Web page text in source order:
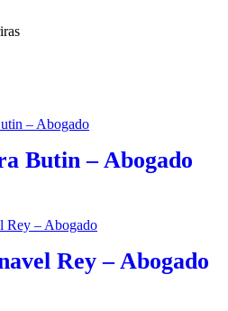
Butin – Abogado
Rey – Abogado